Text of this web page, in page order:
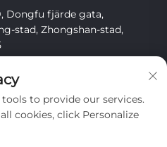
Dongfu fjärde gata,
stad, Zhongshan-stad,
to provide our services.
cookies, click Personalize